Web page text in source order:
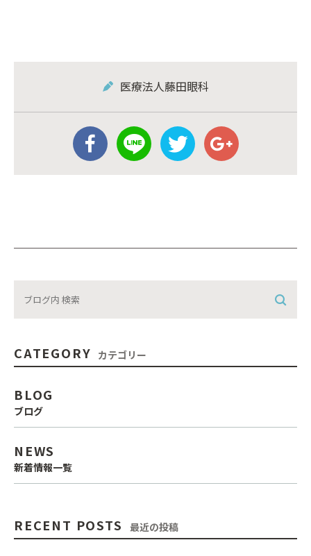
医療法人藤田眼科
CATEGORY カテゴリー
BLOG
ブログ
NEWS
新着情報一覧
RECENT POSTS 最近の投稿